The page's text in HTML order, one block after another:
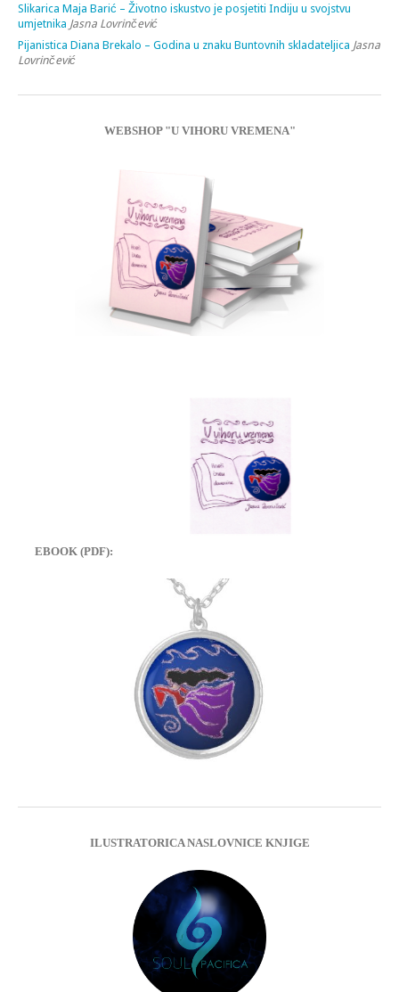
Slikarica Maja Barić – Životno iskustvo je posjetiti Indiju u svojstvu
umjetnika Jasna Lovrinčević
Pijanistica Diana Brekalo – Godina u znaku Buntovnih skladateljica Jasna
Lovrinčević
WEBSHOP "U VIHORU VREMENA"
EBOOK (PDF):
ILUSTRATORICA NASLOVNICE KNJIGE